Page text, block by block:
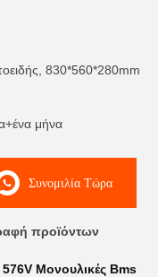
830*560*280mm
μήνα
Συνομιλία Τώρα
προϊόντων
576V Μονουλικές Bms